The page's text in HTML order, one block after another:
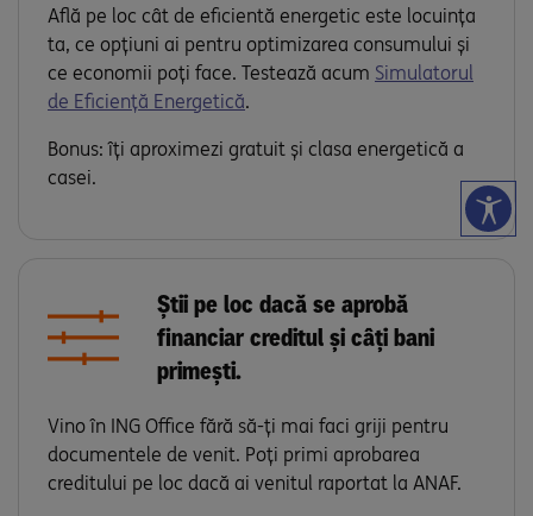
Află pe loc cât de eficientă energetic este locuința
ta, ce opțiuni ai pentru optimizarea consumului și
ce economii poți face. Testează acum Simulatorul
de Eficiență Energetică.
Bonus: îți aproximezi gratuit și clasa energetică a
casei.
Știi pe loc dacă se aprobă
financiar creditul și câți bani
primești.
Vino în ING Office fără să-ți mai faci griji pentru
documentele de venit. Poți primi aprobarea
creditului pe loc dacă ai venitul raportat la ANAF.